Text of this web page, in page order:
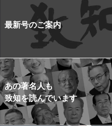
最新号のご案内
あの著名人も
致知を読んでいます